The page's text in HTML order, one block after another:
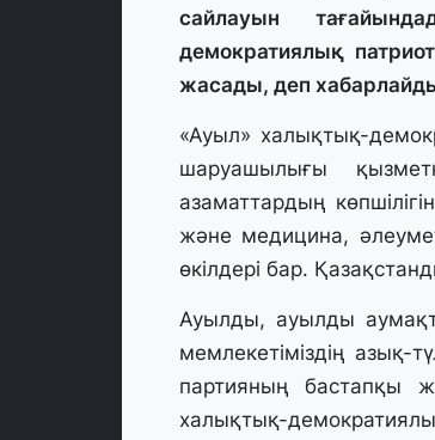
сайлауын
демократиялық
жасады, деп
«Ауыл» халықтық-
шаруашылығы
азаматтардың
және медицина,
өкілдері бар.
Ауылды, ауылды
мемлекетіміздің азық-
партияның бастапқы
халықтық-